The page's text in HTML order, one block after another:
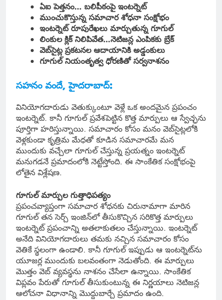
ఏఐ పెత్తనం… బలిపీఠంపై ఇంటర్నెట్
ముంచుకొస్తున్న సమాచార శోధనా సంక్షోభం
ఇంటర్నెట్ రూపురేఖలు మార్చుతున్న గూగుల్
లింకుల క్లిక్ నిలిపివేత…నెటిజన్ల ఎంపికకు బ్రేక్
వెబ్‌సైట్ల ప్రకటనల ఆదాయానికి అడ్డంకులు
గూగుల్ నియంతృత్వ ధోరణితో సర్వనాశనం
సహనం వందే, హైదరాబాద్:
వినియోగదారుడు వెతుక్కుంటూ వెళ్లే ఒక అందమైన ప్రపంచం
ఇంటర్నెట్. కానీ గూగుల్ ప్రవేశపెట్టిన కొత్త మార్పులు ఆ స్వేచ్ఛను
పూర్తిగా హరిస్తున్నాయి. సమాచారం కోసం మనం వెబ్‌సైట్లలోకి
వెళ్లకుండా కృత్రిమ మేధతో కూడిన సమాచారమే మన
ముందుకు వచ్చేలా గూగుల్ చేస్తున్న ప్రయత్నం ఇంటర్నెట్
మనుగడనే ప్రమాదంలోకి నెట్టేస్తోంది. ఈ సాంకేతిక సంక్షోభంపై
లోతైన విశ్లేషణ.
గూగుల్ మార్పుల గుత్తాధిపత్యం
ప్రపంచవ్యాప్తంగా సమాచార శోధనకు చిరునామాగా మారిన
గూగుల్ తన సెర్చ్ ఇంజిన్‌లో తీసుకొచ్చిన సరికొత్త మార్పులు
ఇంటర్నెట్ ప్రపంచాన్ని అతలాకుతలం చేస్తున్నాయి. ఇంటర్నెట్
అనేది వినియోగదారులు తమకు నచ్చిన సమాచారం కోసం
వెతికే స్థలంగా ఉండాలి. కానీ గూగుల్ ఇప్పుడు ఆ ఇంటర్నెట్‌ను
యూజర్ల ముందుకు బలవంతంగా నెడుతోంది. ఈ మార్పులు
మొత్తం వెబ్ వ్యవస్థను నాశనం చేసేలా ఉన్నాయి. సాంకేతిక
విప్లవం పేరుతో గూగుల్ తీసుకుంటున్న ఈ నిర్ణయాలు నెటిజన్ల
ఆలోచనా విధానాన్ని మొద్దుబార్చే ప్రమాదం ఉంది.